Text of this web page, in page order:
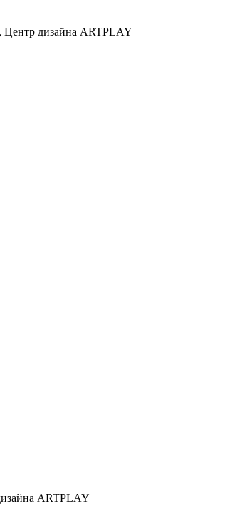
Центр дизайна ARTPLAY
ARTPLAY